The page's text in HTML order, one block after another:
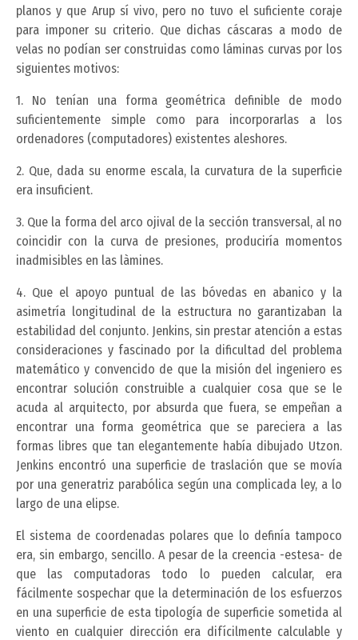
planos y que Arup sí vivo, pero no tuvo el suficiente coraje
para imponer su criterio. Que dichas cáscaras a modo de
velas no podían ser construidas como láminas curvas por los
siguientes motivos:
1. No tenían una forma geométrica definible de modo
suficientemente simple como para incorporarlas a los
ordenadores (computadores) existentes aleshores.
2. Que, dada su enorme escala, la curvatura de la superficie
era insuficient.
3. Que la forma del arco ojival de la sección transversal, al no
coincidir con la curva de presiones, produciría momentos
inadmisibles en las làmines.
4. Que el apoyo puntual de las bóvedas en abanico y la
asimetría longitudinal de la estructura no garantizaban la
estabilidad del conjunto. Jenkins, sin prestar atención a estas
consideraciones y fascinado por la dificultad del problema
matemático y convencido de que la misión del ingeniero es
encontrar solución construible a cualquier cosa que se le
acuda al arquitecto, por absurda que fuera, se empeñan a
encontrar una forma geométrica que se pareciera a las
formas libres que tan elegantemente había dibujado Utzon.
Jenkins encontró una superficie de traslación que se movía
por una generatriz parabólica según una complicada ley, a lo
largo de una elipse.
El sistema de coordenadas polares que lo definía tampoco
era, sin embargo, sencillo. A pesar de la creencia -estesa- de
que las computadoras todo lo pueden calcular, era
fácilmente sospechar que la determinación de los esfuerzos
en una superficie de esta tipología de superficie sometida al
viento en cualquier dirección era difícilmente calculable y